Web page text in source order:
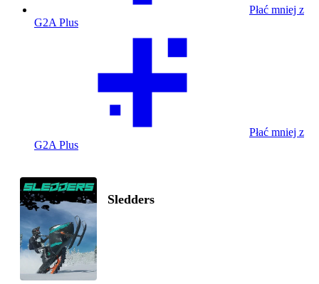
Płać mniej z
G2A Plus
Płać mniej z
G2A Plus
Sledders